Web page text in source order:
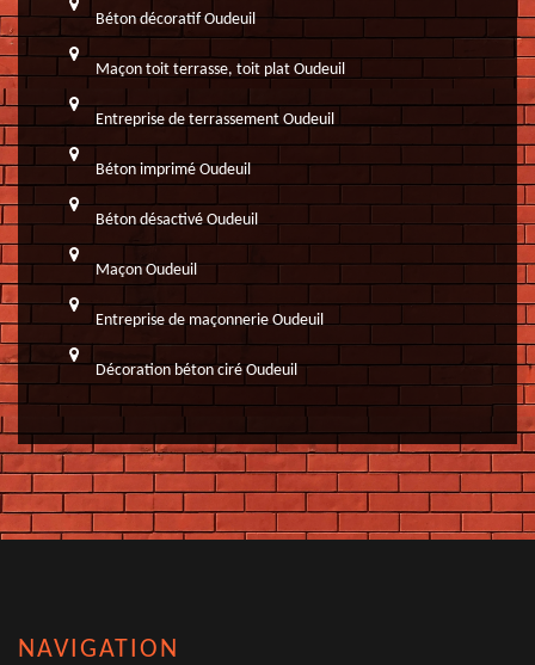
Béton décoratif Oudeuil
Maçon toit terrasse, toit plat Oudeuil
Entreprise de terrassement Oudeuil
Béton imprimé Oudeuil
Béton désactivé Oudeuil
Maçon Oudeuil
Entreprise de maçonnerie Oudeuil
Décoration béton ciré Oudeuil
NAVIGATION